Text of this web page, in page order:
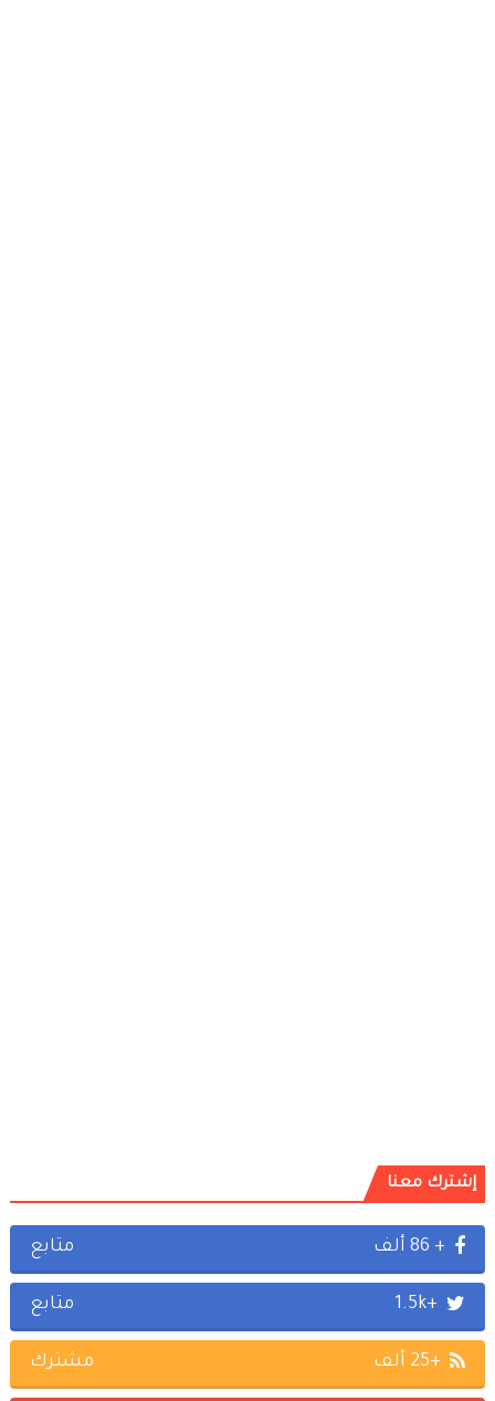
إشترك معنا
+ 86 ألف متابع
+1.5k متابع
+25 ألف مشترك